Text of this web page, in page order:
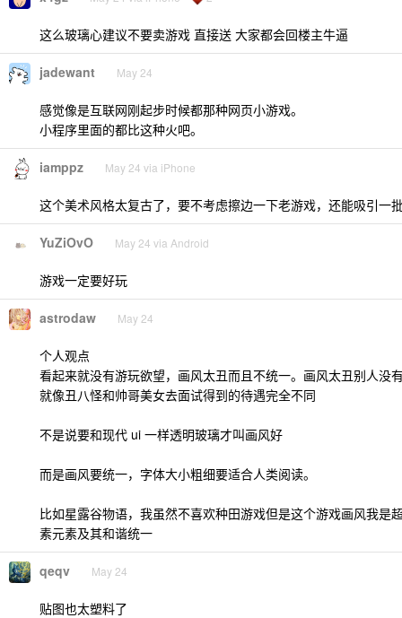
这么玻璃心建议不要卖游戏 直接送 大家都会回楼主牛逼
jadewant May 24
感觉像是互联网刚起步时候都那种网页小游戏。
小程序里面的都比这种火吧。
iamppz May 24 via iPhone
这个美术风格太复古了，要不考虑擦边一下老游戏，还能吸引一
YuZiOvO May 24 via Android
游戏一定要好玩
astrodaw May 24
个人观点
看起来就没有游玩欲望，画风太丑而且不统一。画风太丑别人没
就像丑八怪和帅哥美女去面试得到的待遇完全不同
不是说要和现代 ui 一样透明玻璃才叫画风好
而是画风要统一，字体大小粗细要适合人类阅读。
比如星露谷物语，我虽然不喜欢种田游戏但是这个游戏画风我是
素元素及其和谐统一
qeqv May 24
贴图也太塑料了